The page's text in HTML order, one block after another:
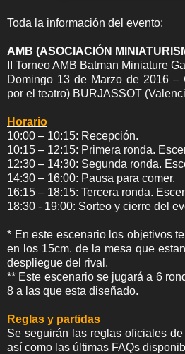
Toda la información del evento:
AMB (ASOCIACIÓN
II Torneo AMB Batman Miniature
Domingo 13 de Marzo de 2016 –
por el teatro) BURJASSOT
Horario
10:00 – 10:15: Recepción.
10:15 – 12:15: Primera ronda.
12:30 – 14:30: Segunda ronda.
14:30 – 16:00: Pausa para comer.
16:15 – 18:15: Tercera ronda.
18:30 - 19:00: Sorteo y cierre del
* En este escenario los objetivos
en los 15cm. de la mesa que
despliegue del rival.
** Este escenario se jugará a 6
8 a las que esta diseñado.
Reglas y partidas
Se seguirán las reglas oficiales
así como las últimas FAQs